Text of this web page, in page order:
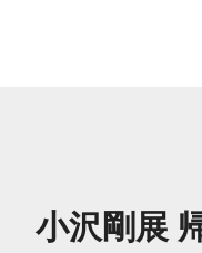
小沢剛展